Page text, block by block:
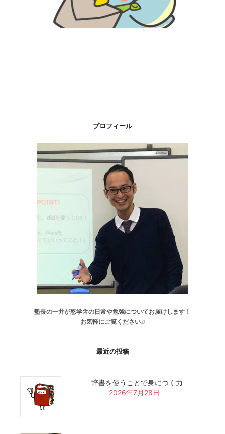
プロフィール
塾長の一井が悠学舎の日常や勉強についてお届けします！
お気軽にご覧ください♫
最近の投稿
辞書を使うことで身につく力
2026年7月28日